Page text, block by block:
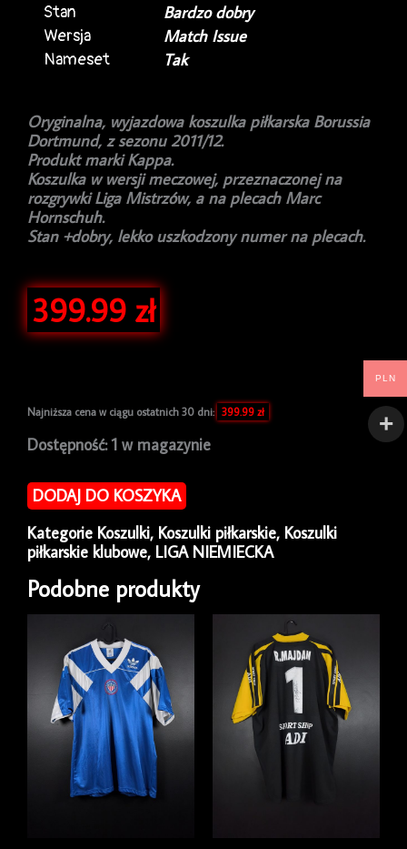
Stan
Bardzo dobry
Wersja
Match Issue
Nameset
Tak
Oryginalna, wyjazdowa koszulka piłkarska Borussia
Dortmund, z sezonu 2011/12.
Produkt marki Kappa.
Koszulka w wersji meczowej, przeznaczonej na
rozgrywki Liga Mistrzów, a na plecach Marc
Hornschuh.
Stan +dobry, lekko uszkodzony numer na plecach.
399.99 zł
Najniższa cena w ciągu ostatnich 30 dni: 399.99 zł
Dostępność: 1 w magazynie
ilość
piłkarska
Borussia
2011/12
Away
Kappa
Marc
Hornschuh
Match
Issue
DODAJ DO KOSZYKA
Kategorie Koszulki, Koszulki piłkarskie, Koszulki
piłkarskie klubowe, LIGA NIEMIECKA
Podobne produkty
PLN